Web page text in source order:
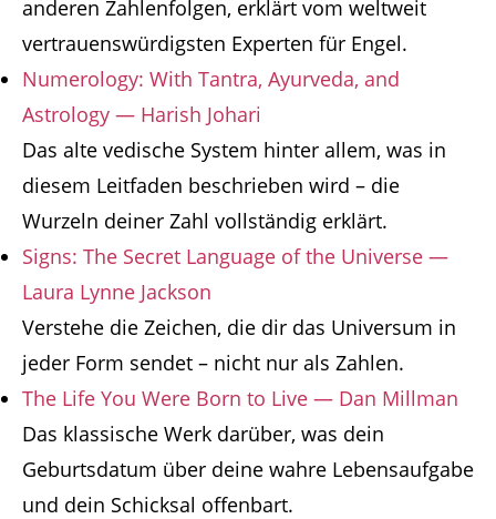
anderen Zahlenfolgen, erklärt vom weltweit
vertrauenswürdigsten Experten für Engel.
Numerology: With Tantra, Ayurveda, and
Astrology — Harish Johari
Das alte vedische System hinter allem, was in
diesem Leitfaden beschrieben wird – die
Wurzeln deiner Zahl vollständig erklärt.
Signs: The Secret Language of the Universe —
Laura Lynne Jackson
Verstehe die Zeichen, die dir das Universum in
jeder Form sendet – nicht nur als Zahlen.
The Life You Were Born to Live — Dan Millman
Das klassische Werk darüber, was dein
Geburtsdatum über deine wahre Lebensaufgabe
und dein Schicksal offenbart.